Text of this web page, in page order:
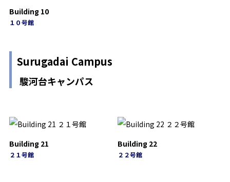
Building 10
１０号館
Surugadai Campus
駿河台キャンパス
Building 21
２１号館
Building 22
２２号館